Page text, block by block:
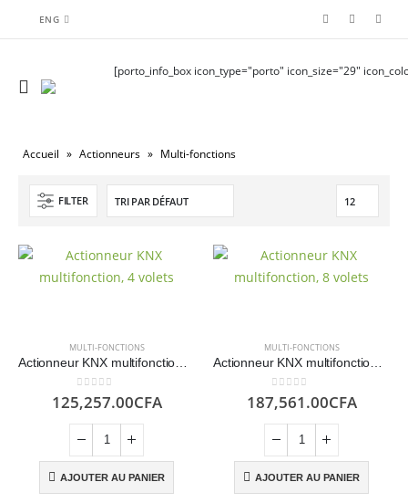
ENG
[porto_info_box icon_type="porto" icon_size="29"
Accueil » Actionneurs » Multi-fonctions
FILTER
MULTI-FONCTIONS
0 sur 5
125,257.00CFA
AJOUTER AU PANIER
MULTI-FONCTIONS
0 sur 5
187,561.00CFA
AJOUTER AU PANIER